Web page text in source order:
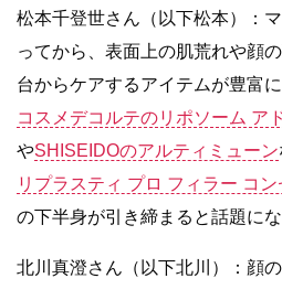
松本千登世さん（以下松本）：
ってから、表面上の肌荒れや顔
台からケアするアイテムが豊富
コスメデコルテのリポソーム ア
やSHISEIDOのアルティミューン
リプラスティ プロ フィラー コン
の下半身が引き締まると話題に
北川真澄さん（以下北川）：顔